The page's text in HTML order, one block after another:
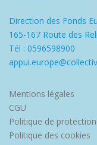
Direction des Fonds
165-167 Route des
Tél : 0596598900
Mentions légales
CGU
Politique de
Politique des cookies